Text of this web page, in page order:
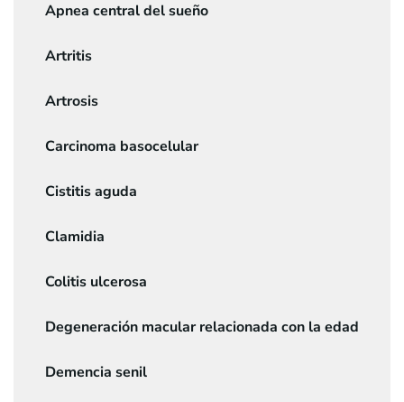
Apnea central del sueño
Artritis
Artrosis
Carcinoma basocelular
Cistitis aguda
Clamidia
Colitis ulcerosa
Degeneración macular relacionada con la edad
Demencia senil